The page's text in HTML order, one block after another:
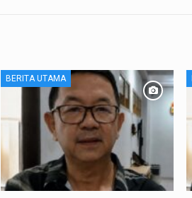
BERITA UTAMA